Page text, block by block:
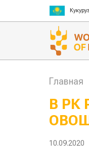
Рис
Главная
В РК
10.09.2020